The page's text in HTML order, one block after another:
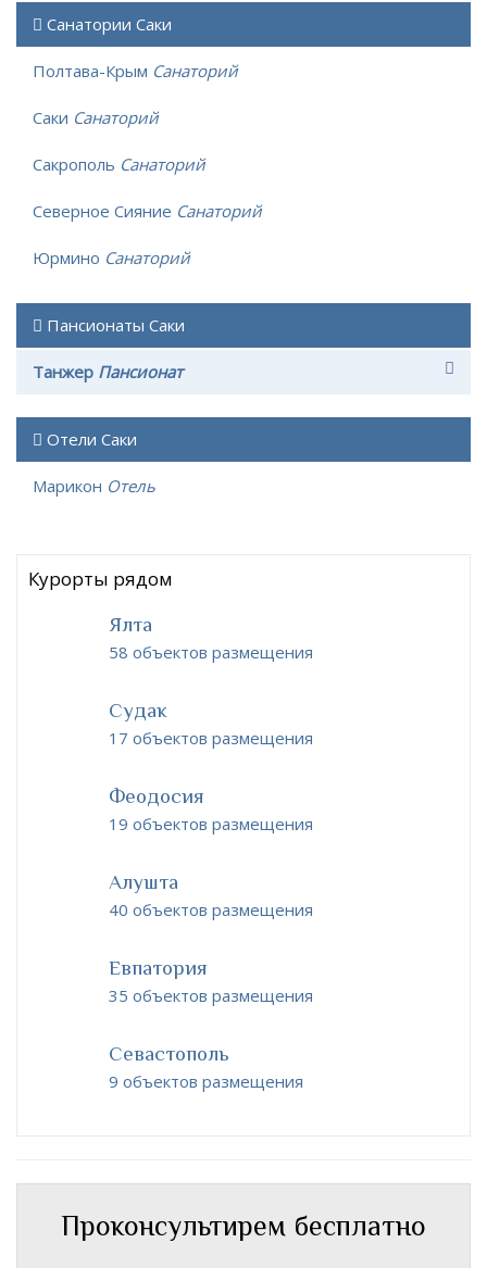
Санатории Саки
Полтава-Крым Санаторий
Саки Санаторий
Сакрополь Санаторий
Северное Сияние Санаторий
Юрмино Санаторий
Пансионаты Саки
Танжер Пансионат
Отели Саки
Марикон Отель
Курорты рядом
Ялта
58 объектов размещения
Судак
17 объектов размещения
Феодосия
19 объектов размещения
Алушта
40 объектов размещения
Евпатория
35 объектов размещения
Севастополь
9 объектов размещения
Проконсультирем бесплатно